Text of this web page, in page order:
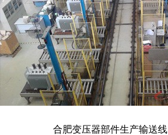
合肥变压器部件生产输送线